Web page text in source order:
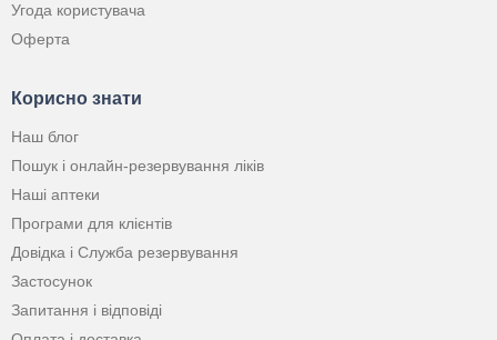
Угода користувача
Оферта
Корисно знати
Наш блог
Пошук і онлайн-резервування ліків
Наші аптеки
Програми для клієнтів
Довідка і Служба резервування
Застосунок
Запитання і відповіді